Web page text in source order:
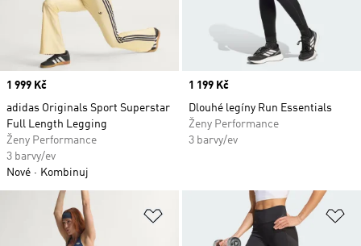
Price
1 999 Kč
adidas Originals Sport Superstar
Full Length Legging
Ženy Performance
3 barvy/ev
Nové
Kombinuj
Price
1 199 Kč
Dlouhé legíny Run Essentials
Ženy Performance
3 barvy/ev
Přidat do seznamu přání